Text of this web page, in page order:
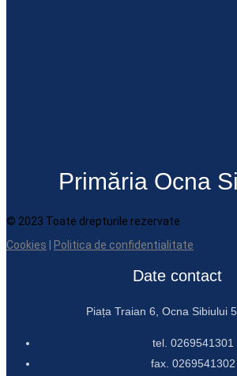
Primăria Ocna
© 2023 Toate drepturile rezervate
Cookies
Politica de confidentialitate
Date contact
Piața Traian 6, Ocna Sibiului
tel. 0269541301
fax. 0269541302